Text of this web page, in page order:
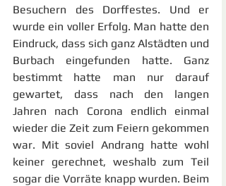
Besuchern des Dorffestes. Und er
wurde ein voller Erfolg. Man hatte den
Eindruck, dass sich ganz Alstädten und
Burbach eingefunden hatte. Ganz
bestimmt hatte man nur darauf
gewartet, dass nach den langen
Jahren nach Corona endlich einmal
wieder die Zeit zum Feiern gekommen
war. Mit soviel Andrang hatte wohl
keiner gerechnet, weshalb zum Teil
sogar die Vorräte knapp wurden. Beim